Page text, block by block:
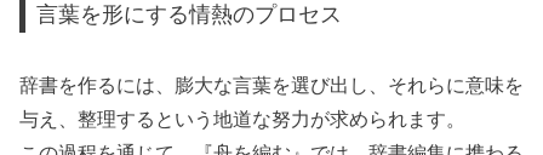
言葉を形にする情熱のプロセス
辞書を作るには、膨大な言葉を選び出し、それらに意味を
与え、整理するという地道な努力が求められます。